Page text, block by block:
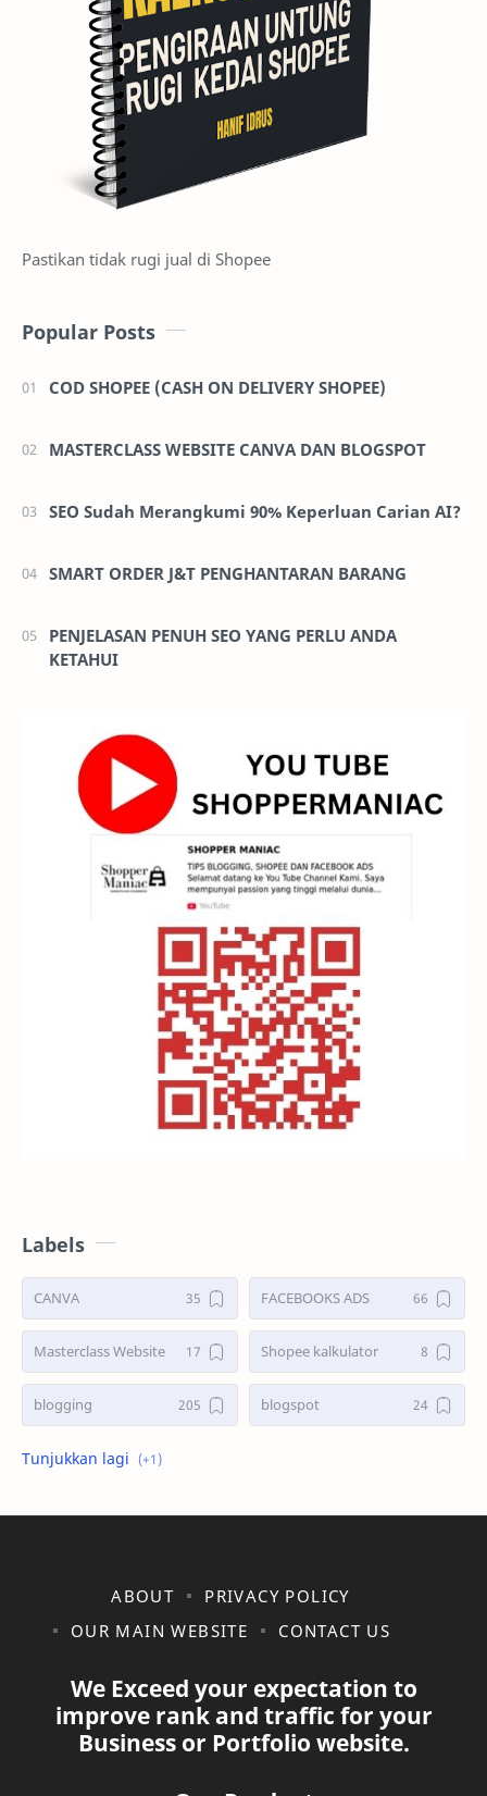
Pastikan tidak rugi jual di Shopee
Popular Posts
COD SHOPEE (CASH ON DELIVERY SHOPEE)
MASTERCLASS WEBSITE CANVA DAN BLOGSPOT
SEO Sudah Merangkumi 90% Keperluan Carian AI?
SMART ORDER J&T PENGHANTARAN BARANG
PENJELASAN PENUH SEO YANG PERLU ANDA
KETAHUI
Labels
CANVA FACEBOOKS ADS
Masterclass Website Shopee kalkulator
blogging blogspot
shopee
ABOUT
PRIVACY POLICY
OUR MAIN WEBSITE
CONTACT US
We Exceed your expectation to
improve rank and traffic for your
Business or Portfolio website.